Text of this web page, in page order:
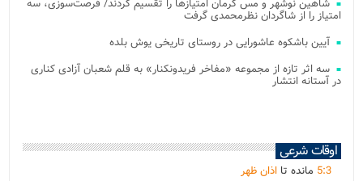
شاهین نوشهر و مس کرمان امتیازها را تقسیم کردند/ فرصت‌سوزی، سه
امتیاز را از شاگردان نظرمحمدی گرفت
آیین باشکوه عاشورایی در روستای تاریخی یوش بلده
سه اثر تازه از مجموعه «مفاخر فریدونکنار» به قلم شعبان آزادی کناری
در آستانه انتشار
اوقات شرعی
5:3 مانده تا اذان ظهر